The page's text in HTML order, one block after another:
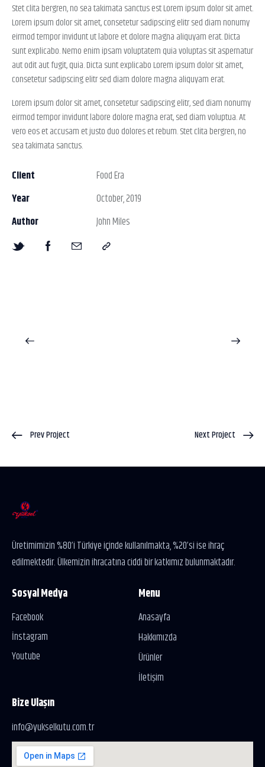
Stet clita bergren, no sea takimata sanctus est Lorem ipsum dolor sit amet.
Lorem ipsum dolor sit amet, consetetur sadipscing elitr sed diam nonumy
eirmod tempor invidunt ut labore et dolore magna aliquyam erat. Dicta
sunt explicabo. Nemo enim ipsam voluptatem quia voluptas sit aspernatur
aut odit aut fugit, quia. Dicta sunt explicabo Lorem ipsum dolor sit amet,
consetetur sadipscing elitr sed diam dolore magna aliquyam erat.
Lorem ipsum dolor sit amet, consetetur sadipscing elitr, sed diam nonumy
eirmod tempor invidunt labore dolore magna erat, sed diam voluptua. At
vero eos et accusam et justo duo dolores et rebum. Stet clita bergren, no
sea takimata sanctus.
Client
Food Era
Year
October, 2019
Author
John Miles
Prev Project Next Project
Üretimimizin %80’i Türkiye içinde kullanılmakta, %20’si ise ihraç
edilmektedir. Ülkemizin ihracatına ciddi bir katkımız bulunmaktadır.
Sosyal Medya
Facebook
İnstagram
Youtube
Menu
Anasayfa
Hakkımızda
Ürünler
İletişim
Bize Ulaşın
info@yukselkutu.com.tr